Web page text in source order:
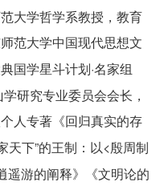
大学哲学系教授，教育
范大学中国现代思想文
国学星斗计划 ·名家组
研究专业委员会会长，
人专著《回归真实的存
天下”的王制：以 <殷周制
遥游的阐释》《文明论的